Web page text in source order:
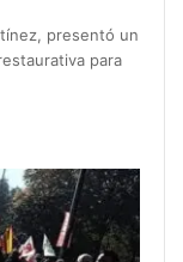
presentó un
para